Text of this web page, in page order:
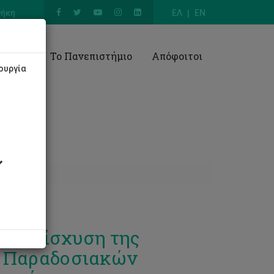
ΕΛ EN
Το Πανεπιστήμιο Απόφοιτοι
Ενίσχυση της
Παραδοσιακών